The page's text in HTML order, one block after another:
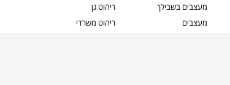
מעצבים בשבילך
מעצבים
ריהוט גן
ריהוט משרדי